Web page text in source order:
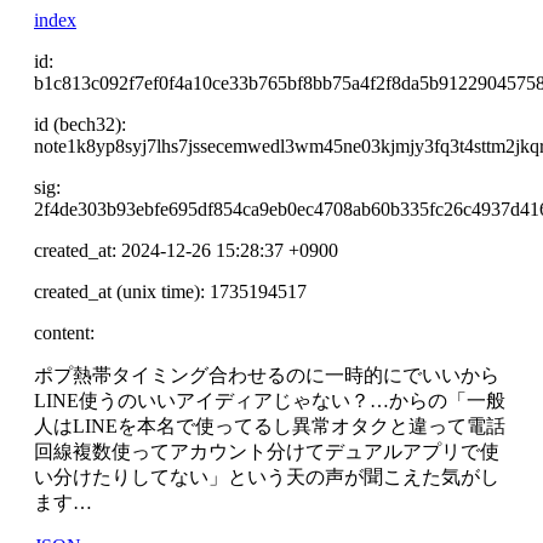
index
id:
id (bech32):
sig:
created_at: 2024-12-26 15:28:37 +0900
created_at (unix time): 1735194517
content:
ポプ熱帯タイミング合わせるのに一時的にでいいから
LINE使うのいいアイディアじゃない？…からの「一般
人はLINEを本名で使ってるし異常オタクと違って電話
回線複数使ってアカウント分けてデュアルアプリで使
い分けたりしてない」という天の声が聞こえた気がし
ます…